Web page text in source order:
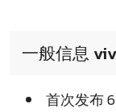
一般信息
首次发布